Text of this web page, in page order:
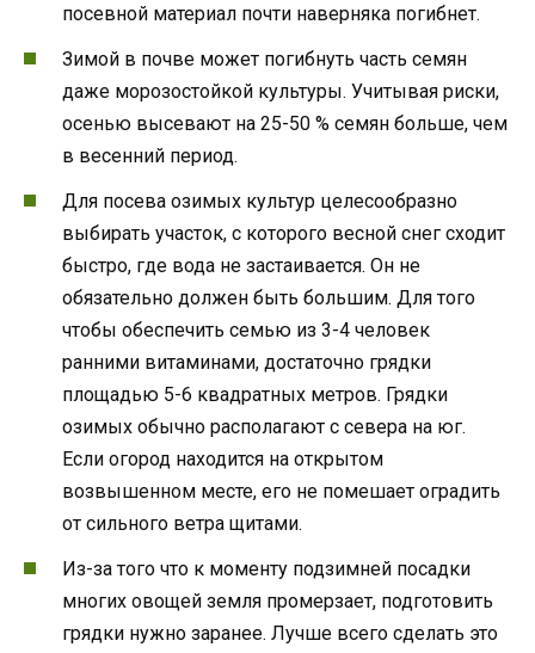
посевной материал почти наверняка погибнет.
Зимой в почве может погибнуть часть семян
даже морозостойкой культуры. Учитывая риски,
осенью высевают на 25-50 % семян больше, чем
в весенний период.
Для посева озимых культур целесообразно
выбирать участок, с которого весной снег сходит
быстро, где вода не застаивается. Он не
обязательно должен быть большим. Для того
чтобы обеспечить семью из 3-4 человек
ранними витаминами, достаточно грядки
площадью 5-6 квадратных метров. Грядки
озимых обычно располагают с севера на юг.
Если огород находится на открытом
возвышенном месте, его не помешает оградить
от сильного ветра щитами.
Из-за того что к моменту подзимней посадки
многих овощей земля промерзает, подготовить
грядки нужно заранее. Лучше всего сделать это